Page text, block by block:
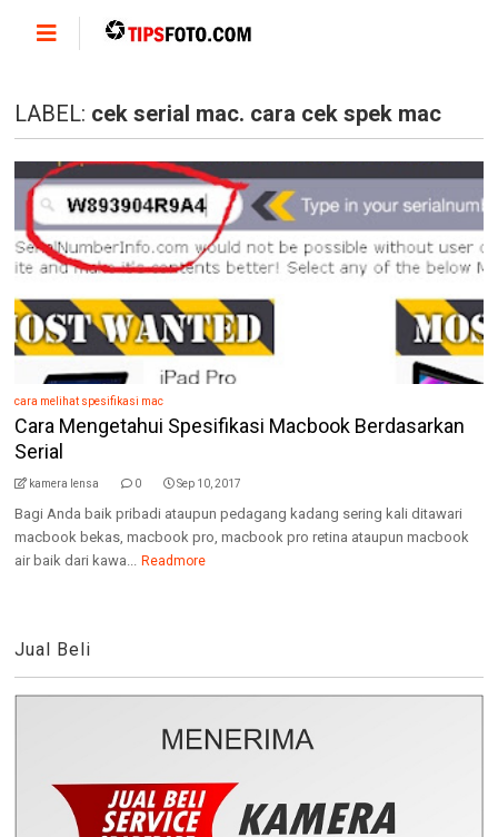
LABEL: cek serial mac. cara cek spek mac
cara melihat spesifikasi mac
Cara Mengetahui Spesifikasi Macbook Berdasarkan
Serial
kamera lensa 0 Sep 10, 2017
Bagi Anda baik pribadi ataupun pedagang kadang sering kali ditawari
macbook bekas, macbook pro, macbook pro retina ataupun macbook
air baik dari kawa... Readmore
Jual Beli